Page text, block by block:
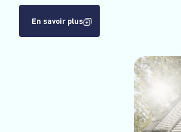
En savoir plus